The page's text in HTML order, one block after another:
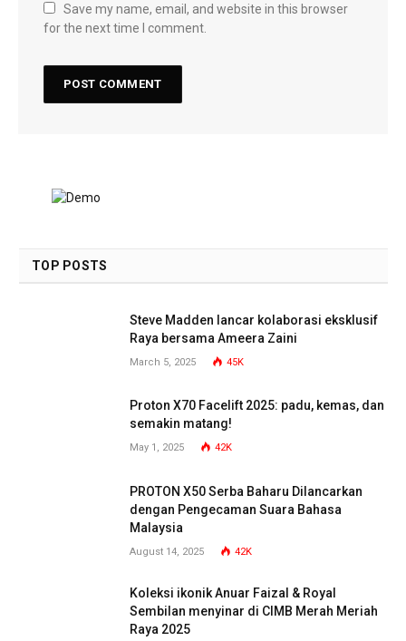
Save my name, email, and website in this browser
for the next time I comment.
TOP POSTS
Steve Madden lancar kolaborasi eksklusif
Raya bersama Ameera Zaini
March 5, 2025 45K
Proton X70 Facelift 2025: padu, kemas, dan
semakin matang!
May 1, 2025 42K
PROTON X50 Serba Baharu Dilancarkan
dengan Pengecaman Suara Bahasa
Malaysia
August 14, 2025 42K
Koleksi ikonik Anuar Faizal & Royal
Sembilan menyinar di CIMB Merah Meriah
Raya 2025